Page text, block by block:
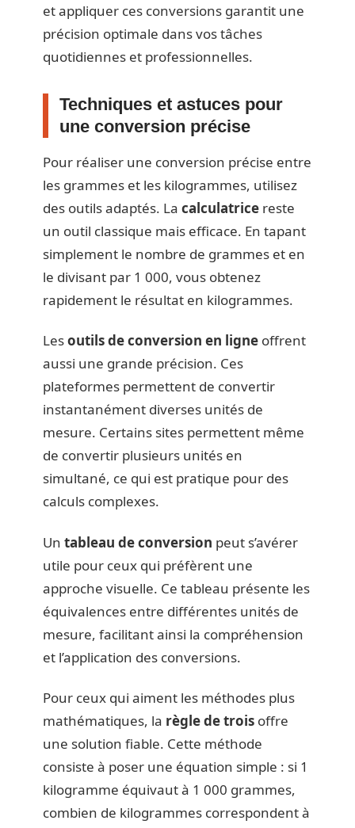
et appliquer ces conversions garantit une
précision optimale dans vos tâches
quotidiennes et professionnelles.
Techniques et astuces pour
une conversion précise
Pour réaliser une conversion précise entre
les grammes et les kilogrammes, utilisez
des outils adaptés. La calculatrice reste
un outil classique mais efficace. En tapant
simplement le nombre de grammes et en
le divisant par 1 000, vous obtenez
rapidement le résultat en kilogrammes.
Lesoutils de conversion en ligne offrent
aussi une grande précision. Ces
plateformes permettent de convertir
instantanément diverses unités de
mesure. Certains sites permettent même
de convertir plusieurs unités en
simultané, ce qui est pratique pour des
calculs complexes.
Un tableau de conversion peut s’avérer
utile pour ceux qui préfèrent une
approche visuelle. Ce tableau présente les
équivalences entre différentes unités de
mesure, facilitant ainsi la compréhension
et l’application des conversions.
Pour ceux qui aiment les méthodes plus
mathématiques, la règle de trois offre
une solution fiable. Cette méthode
consiste à poser une équation simple : si 1
kilogramme équivaut à 1 000 grammes,
combien de kilogrammes correspondent à